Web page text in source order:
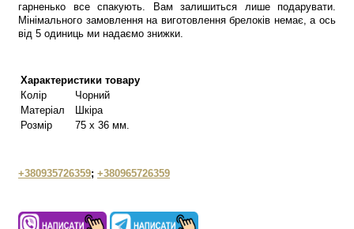
гарненько все спакують. Вам залишиться лише подарувати.
Мінімального замовлення на виготовлення брелоків немає, а ось
від 5 одиниць ми надаємо знижки.
Характеристики товару
Колір
Чорний
Матеріал
Шкіра
Розмір
75 х 36 мм.
+380935726359; +380965726359